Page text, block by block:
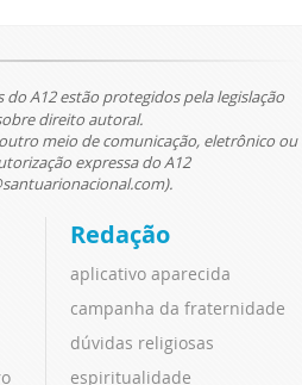
A12 estão protegidos pela legislação
direito autoral.
meio de comunicação, eletrônico ou
expressa do A12
Redação
aplicativo aparecida
campanha da fraternidade
dúvidas religiosas
espiritualidade